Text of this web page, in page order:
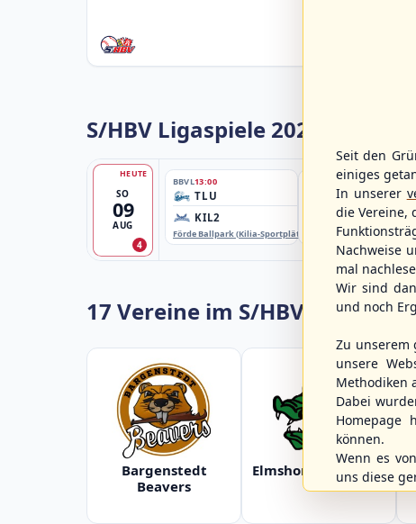
S/HBV Ligaspiele 2026
SO
09
AUG
HEUTE
4
BBVL13:00
TLU
KIL2
Förde Ballpark (Kilia-Sportplätze), Kiel
13:00
HHM2
HHK2
Ballpark Langenhorst,
17 Vereine im S/HBV
Bargenstedt
Beavers
Elmshorn Alligators
Seit den
einiges
In unserer
die Vereine,
Nachweise
mal
Wir sind
und noch
Zu unserem
unsere
Methodiken
Dabei
Homepage
können.
Wenn es
uns diese